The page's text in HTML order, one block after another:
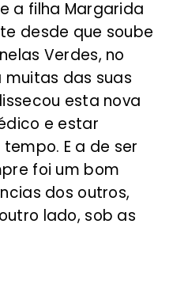
a filha Margarida
desde que soube
Verdes, no
das suas
esta nova
e estar
E a de ser
foi um bom
dos outros,
lado, sob as